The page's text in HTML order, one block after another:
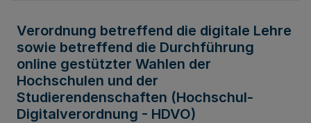
Verordnung betreffend die digitale Lehre
sowie betreffend die Durchführung
online gestützter Wahlen der
Hochschulen und der
Studierendenschaften (Hochschul-
Digitalverordnung - HDVO)